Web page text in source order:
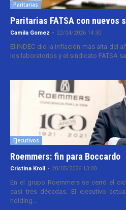
Paritarias
Paritarias FATSA con nuevos
Camila Gomez - 22/04/2026 14:30
El INDEC dio la inflación más alta del
los laboratorios y el sindicato FATSA
Ejecutivos
Roemmers: fin para Boccardo
Cristina Kroll - 20/05/2026 13:00
En el grupo Roemmers se cerró el
casi tres décadas. El ejecutivo
holding...